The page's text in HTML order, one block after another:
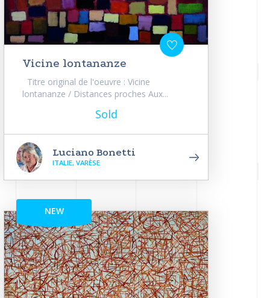
Vicine lontananze
Titre original de l'oeuvre : Vicine
lontananze / Distances proches Aux...
Sold
Luciano Bonetti
ITALIE, VARÈSE
NEW